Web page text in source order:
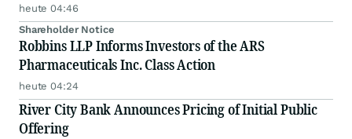
heute 04:46
Shareholder Notice
Robbins LLP Informs Investors of the ARS
Pharmaceuticals Inc. Class Action
heute 04:24
River City Bank Announces Pricing of Initial Public
Offering